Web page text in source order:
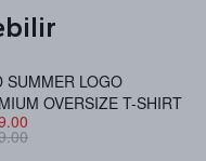
SUMMER LOGO
OVERSIZE T-SHIRT